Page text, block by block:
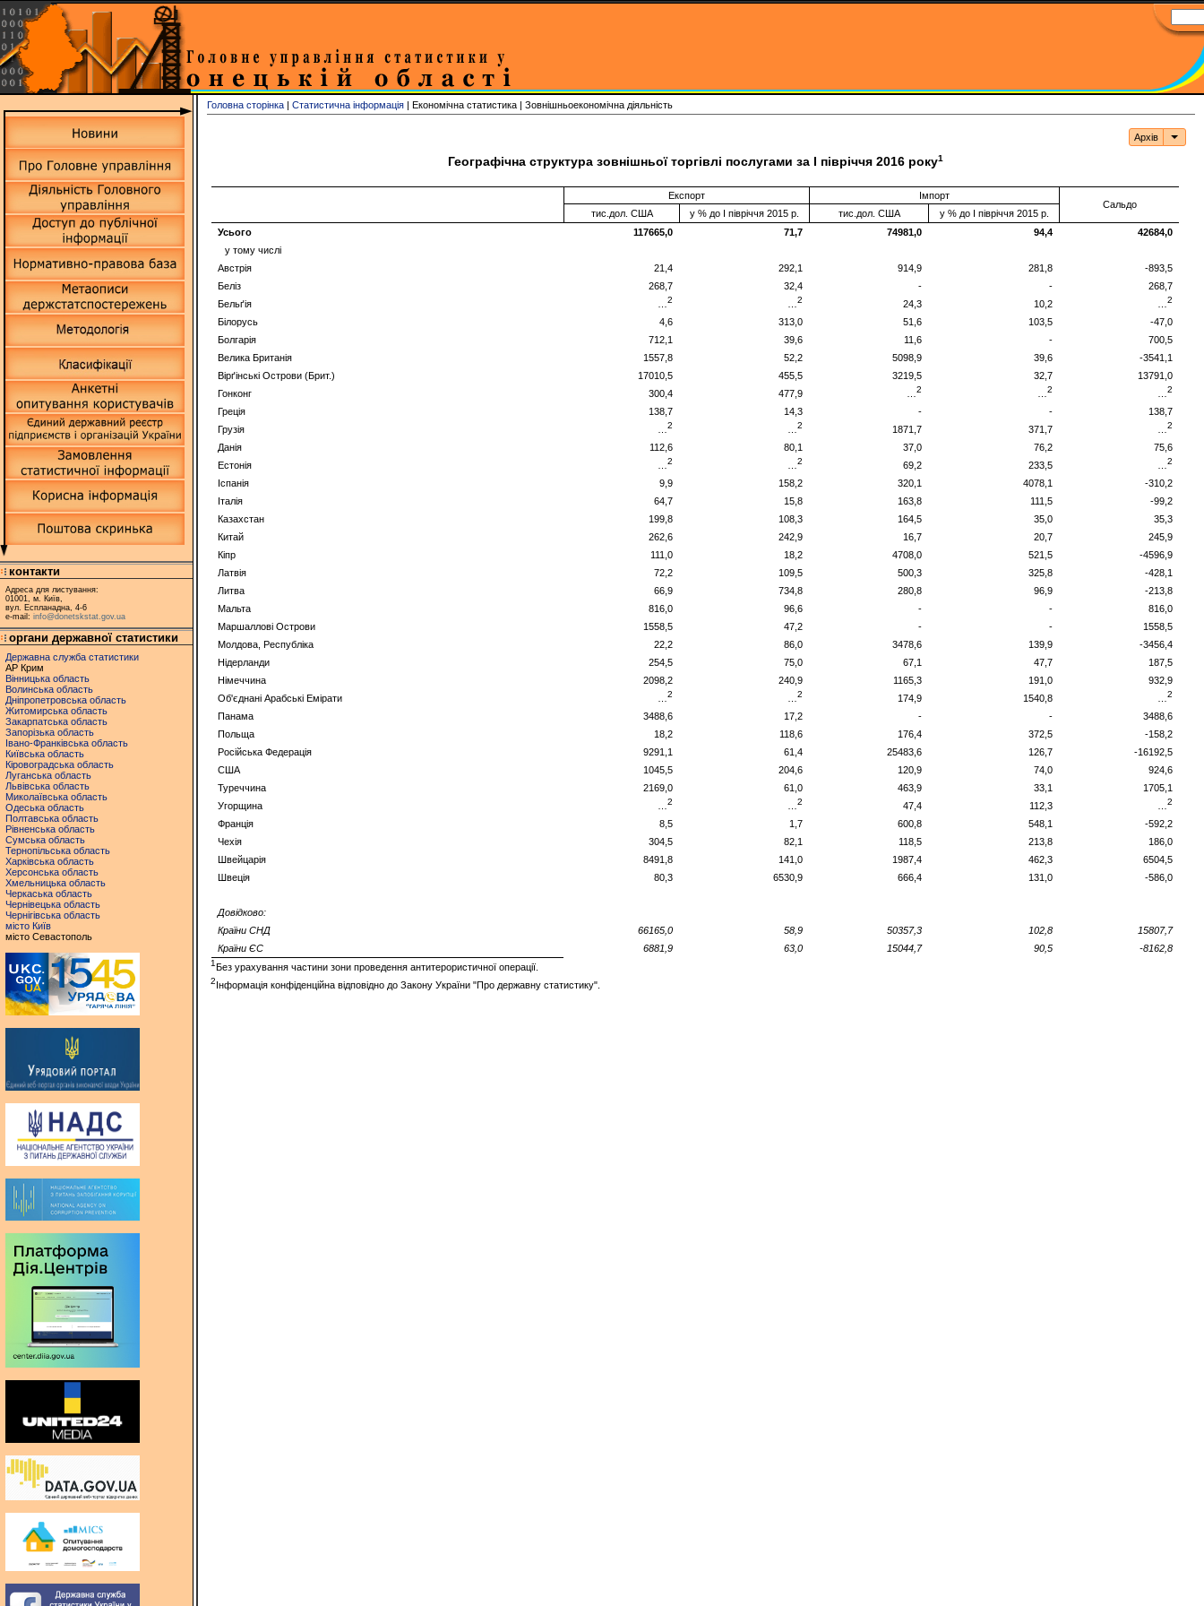
контакти
Адреса для листування:
01001, м. Київ,
вул. Еспланадна, 4-6
e-mail: info@donetskstat.gov.ua
органи державної статистики
Державна служба статистики
АР Крим
Вінницька область
Волинська область
Дніпропетровська область
Житомирська область
Закарпатська область
Запорізька область
Івано-Франківська область
Київська область
Кіровоградська область
Луганська область
Львівська область
Миколаївська область
Одеська область
Полтавська область
Рівненська область
Сумська область
Тернопільська область
Харківська область
Херсонська область
Хмельницька область
Черкаська область
Чернівецька область
Чернігівська область
місто Київ
місто Севастополь
Головна сторінка | Статистична інформація | Економічна статистика | Зовнішньоекономічна діяльність
Архів
Географічна структура зовнішньої торгівлі послугами за І півріччя 2016 року1
Експорт
Імпорт
Сальдо
тис.дол. США
у % до І півріччя 2015 р. тис.дол. США
у % до І півріччя 2015 р.
Усього
117665,0 71,7 74981,0 94,4
42684,0
у тому числі
Австрiя
21,4 292,1 914,9 281,8
-893,5
Белiз
268,7 32,4 - -
268,7
Бельґiя
2 2 24,3 10,2 2
Бiлорусь 4,6 313,0 51,6 103,5
-47,0
Болгарiя
712,1 39,6 11,6 -
700,5
Велика Британія
1557,8 52,2 5098,9 39,6
-3541,1
Вiрґiнськi Острови (Брит.)
17010,5 455,5 3219,5 32,7
13791,0
Гонконг
300,4 477,9 2 2 2
Грецiя 138,7 14,3 - -
138,7
Грузiя
2 2 1871,7 371,7 2
Данiя 112,6 80,1 37,0 76,2
75,6
Естонiя
2 2 69,2 233,5 2
Iспанiя 9,9 158,2 320,1 4078,1
-310,2
Iталiя
64,7 15,8 163,8 111,5
-99,2
Казахстан
199,8 108,3 164,5 35,0
35,3
Китай
262,6 242,9 16,7 20,7
245,9
Кiпр
111,0 18,2 4708,0 521,5
-4596,9
Латвiя
72,2 109,5 500,3 325,8
-428,1
Литва
66,9 734,8 280,8 96,9
-213,8
Мальта
816,0 96,6 - -
816,0
Маршалловi Острови
1558,5 47,2 - -
1558,5
Молдова, Республіка
22,2 86,0 3478,6 139,9
-3456,4
Нiдерланди
254,5 75,0 67,1 47,7
187,5
Нiмеччина
2098,2 240,9 1165,3 191,0
932,9
Oб'єднанi Арабськi Емiрати
2 2 174,9 1540,8 2
Панама 3488,6 17,2 - -
3488,6
Польща
18,2 118,6 176,4 372,5
-158,2
Росiйська Федерацiя
9291,1 61,4 25483,6 126,7
-16192,5
США
1045,5 204,6 120,9 74,0
924,6
Туреччина
2169,0 61,0 463,9 33,1
1705,1
Угорщина
2 2 47,4 112,3 2
Францiя 8,5 1,7 600,8 548,1
-592,2
Чехія
304,5 82,1 118,5 213,8
186,0
Швейцарiя
8491,8 141,0 1987,4 462,3
6504,5
Швецiя
80,3 6530,9 666,4 131,0 -586,0
Довідково:
Країни СНД
66165,0 58,9 50357,3 102,8
15807,7
Країни ЄС
6881,9 63,0 15044,7 90,5 -8162,8
1Без урахування частини зони проведення антитерористичної операції.
2Інформація конфіденційна відповідно до Закону України "Про державну статистику".